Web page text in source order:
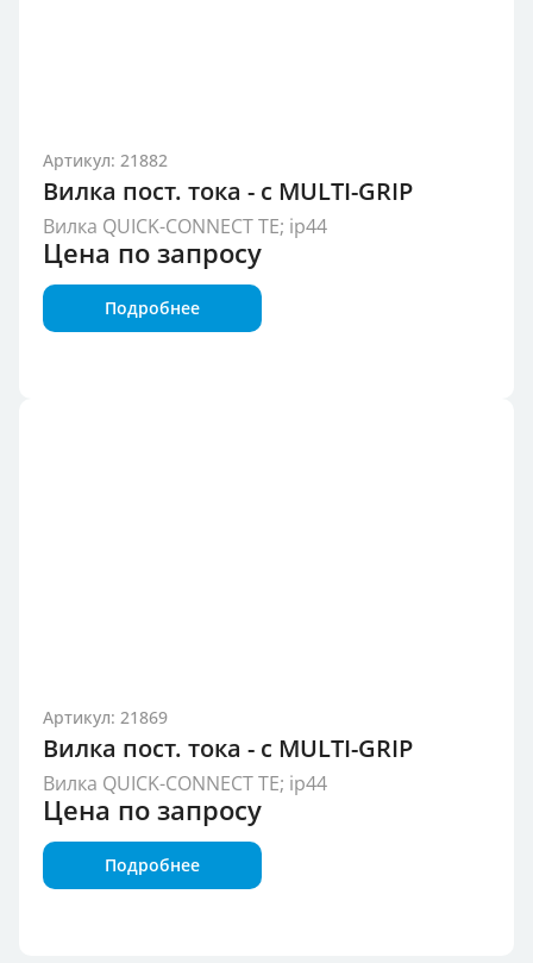
Артикул: 21882
Вилка пост. тока - с MULTI-GRIP
Вилка QUICK-CONNECT TE; ip44
Цена по запросу
Подробнее
Артикул: 21869
Вилка пост. тока - с MULTI-GRIP
Вилка QUICK-CONNECT TE; ip44
Цена по запросу
Подробнее